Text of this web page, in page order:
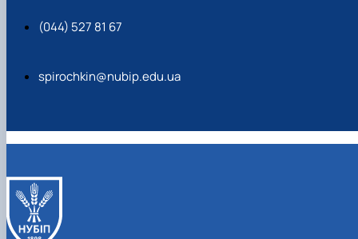
(044) 527 81 67
spirochkin@nubip.edu.ua